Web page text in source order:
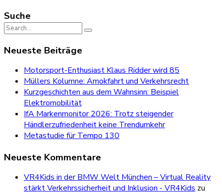
Suche
Search
Neueste Beiträge
Motorsport-Enthusiast Klaus Ridder wird 85
Müllers Kolumne: Amokfahrt und Verkehrsrecht
Kurzgeschichten aus dem Wahnsinn: Beispiel
Elektromobilität
IfA Markenmonitor 2026: Trotz steigender
Händlerzufriedenheit keine Trendumkehr
Metastudie für Tempo 130
Neueste Kommentare
VR4Kids in der BMW Welt München – Virtual Reality
stärkt Verkehrssicherheit und Inklusion - VR4Kids zu